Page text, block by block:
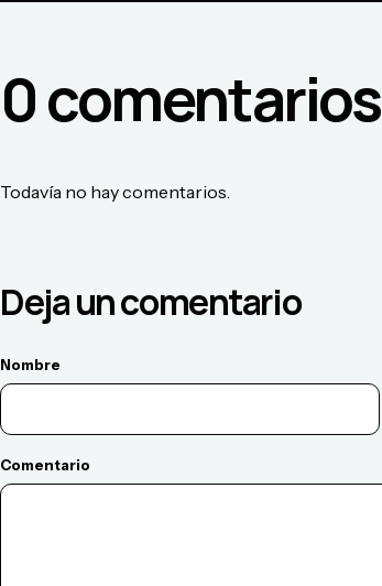
0comentarios
Todavía no hay comentarios.
Deja un comentario
Nombre
Comentario